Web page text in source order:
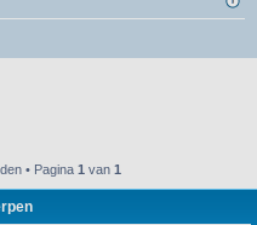
• Pagina 1 van 1